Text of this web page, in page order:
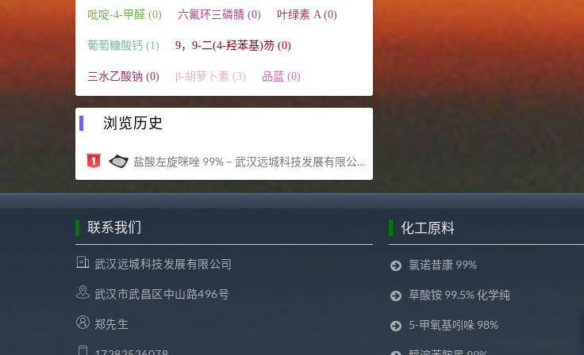
吡啶-4-甲醛 (0) 六氟环三磷腈 (0) 叶绿素 A (0)
葡萄糖酸钙 (1) 9，9-二(4-羟苯基)芴 (0)
三水乙酸钠 (0) β-胡萝卜素 (3) 品蓝 (0)
浏览历史
盐酸左旋咪唑 99% – 武汉远城科技发展有限公司
联系我们
武汉远城科技发展有限公司
武汉市武昌区中山路496号
郑先生
化工原料
氯诺昔康 99%
草酸铵 99.5% 化学纯
5-甲氧基吲哚 98%